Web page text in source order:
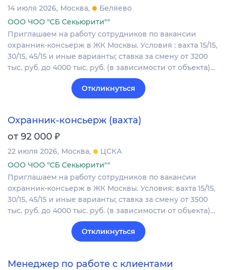
14 июля 2026 Москва
Беляево
ООО ЧОО "СБ Секьюрити""
Приглашаем нa работу сотрудников по вакансии
охранник-консьерж в ЖК Москвы. Условия : вахта 15/15,
30/15, 45/15 и иные варианты; ставка зa смену от 3200
тыс. руб. дo 4000 тыс. pуб. (в зависимости от объекта)…
Откликнуться
Охранник-консьерж (вахта)
от 92 000 ₽
22 июля 2026 Москва
ЦСКА
ООО ЧОО "СБ Секьюрити""
Приглашаем нa работу сотрудников по вакансии
охранник-консьерж в ЖК Москвы. Условия: вахта 15/15,
30/15, 45/15 и иные варианты; ставка зa смену от 3500
тыс. руб. дo 4000 тыс. pуб. (в зависимости от объекта)…
Откликнуться
Менеджер по работе с клиентами